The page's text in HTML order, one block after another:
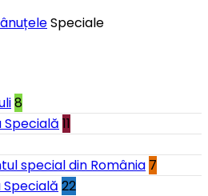
Speciale
8
Specială 11
special din România 7
Specială 22